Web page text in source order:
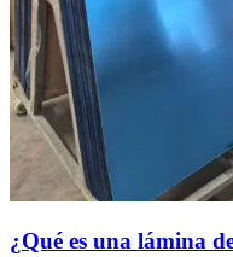
¿Qué es una lámina